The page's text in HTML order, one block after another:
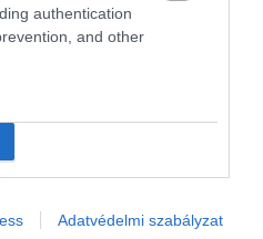
authentication
and other
Adatvédelmi szabályzat